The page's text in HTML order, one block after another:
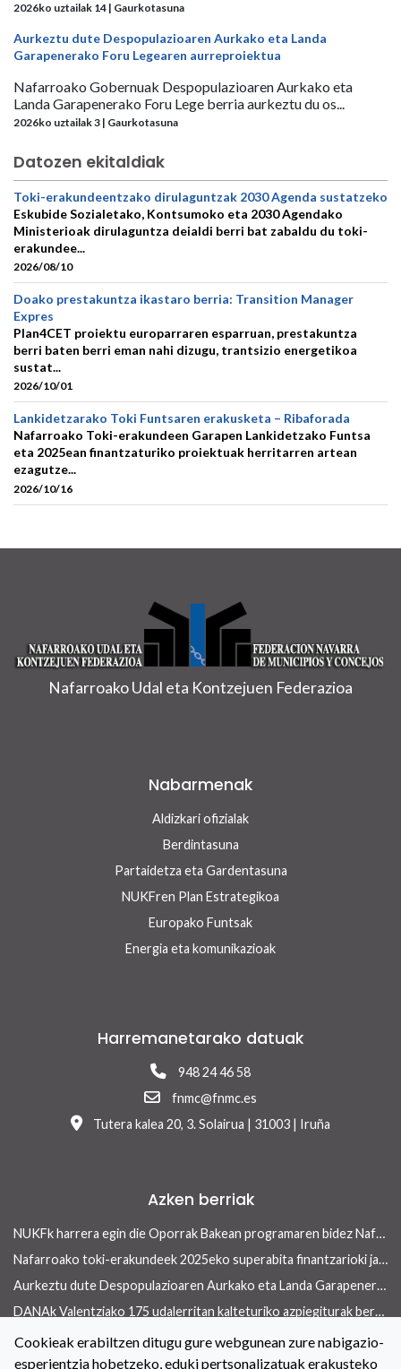
2026ko uztailak 14 | Gaurkotasuna
Aurkeztu dute Despopulazioaren Aurkako eta Landa
Garapenerako Foru Legearen aurreproiektua
Nafarroako Gobernuak Despopulazioaren Aurkako eta
Landa Garapenerako Foru Lege berria aurkeztu du os...
2026ko uztailak 3 | Gaurkotasuna
Datozen ekitaldiak
Toki-erakundeentzako dirulaguntzak 2030 Agenda sustatzeko
Eskubide Sozialetako, Kontsumoko eta 2030 Agendako
Ministerioak dirulaguntza deialdi berri bat zabaldu du toki-
erakundee...
2026/08/10
Doako prestakuntza ikastaro berria: Transition Manager
Expres
Plan4CET proiektu europarraren esparruan, prestakuntza
berri baten berri eman nahi dizugu, trantsizio energetikoa
sustat...
2026/10/01
Lankidetzarako Toki Funtsaren erakusketa – Ribaforada
Nafarroako Toki-erakundeen Garapen Lankidetzako Funtsa
eta 2025ean finantzaturiko proiektuak herritarren artean
ezagutze...
2026/10/16
Nafarroako Udal eta Kontzejuen Federazioa
Nabarmenak
Aldizkari ofizialak
Berdintasuna
Partaidetza eta Gardentasuna
NUKFren Plan Estrategikoa
Europako Funtsak
Energia eta komunikazioak
Harremanetarako datuak
948 24 46 58
fnmc@fnmc.es
Tutera kalea 20, 3. Solairua | 31003 | Iruña
Azken berriak
NUKFk harrera egin die Oporrak Bakean programaren bidez Nafarroara uda igarotzera etorritako saharar haurrei
Nafarroako toki-erakundeek 2025eko superabita finantzarioki jasangarriak diren inbertsioak egiteko erabili ahalko dute 13/2026 Errege lege-dekretua onetsi ondoren
Aurkeztu dute Despopulazioaren Aurkako eta Landa Garapenerako Foru Legearen aurreproiektua
DANAk Valentziako 175 udalerritan kalteturiko azpiegiturak berreraikitzen parte-hartuko dute Nafarroako toki-erakundeek
Toki-erakundeetan berdintasuneko politikak indartzeko hitzarmena berritu dute NUKFk eta Nafarroako Gobernuak
Cookieak erabiltzen ditugu gure webgunean zure nabigazio-
esperientzia hobetzeko, eduki pertsonalizatuak erakusteko